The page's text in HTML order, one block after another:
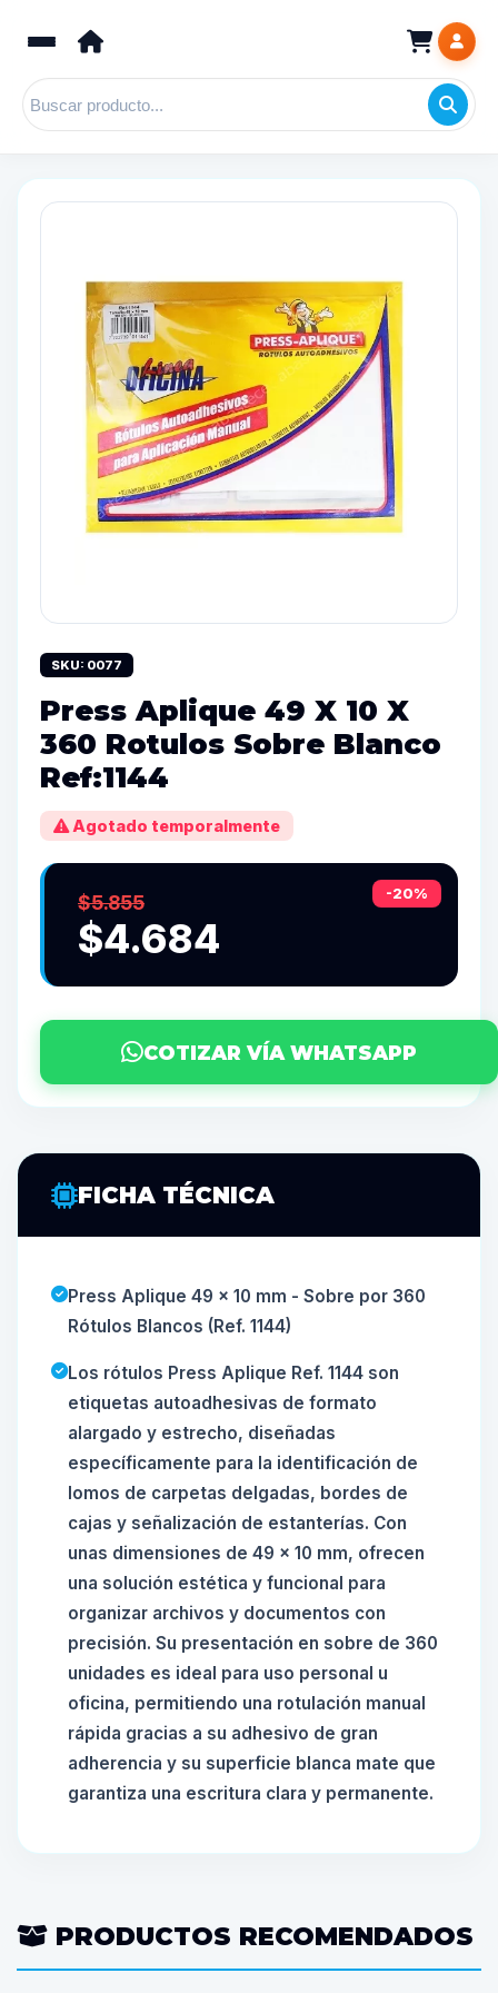
SKU: 0077
Press Aplique 49 X 10 X
360 Rotulos Sobre Blanco
Ref:1144
Agotado temporalmente
-20%
$5.855
$4.684
COTIZAR VÍA WHATSAPP
FICHA TÉCNICA
Press Aplique 49 x 10 mm - Sobre por 360
Rótulos Blancos (Ref. 1144)
Los rótulos Press Aplique Ref. 1144 son
etiquetas autoadhesivas de formato
alargado y estrecho, diseñadas
específicamente para la identificación de
lomos de carpetas delgadas, bordes de
cajas y señalización de estanterías. Con
unas dimensiones de 49 x 10 mm, ofrecen
una solución estética y funcional para
organizar archivos y documentos con
precisión. Su presentación en sobre de 360
unidades es ideal para uso personal u
oficina, permitiendo una rotulación manual
rápida gracias a su adhesivo de gran
adherencia y su superficie blanca mate que
garantiza una escritura clara y permanente.
PRODUCTOS RECOMENDADOS